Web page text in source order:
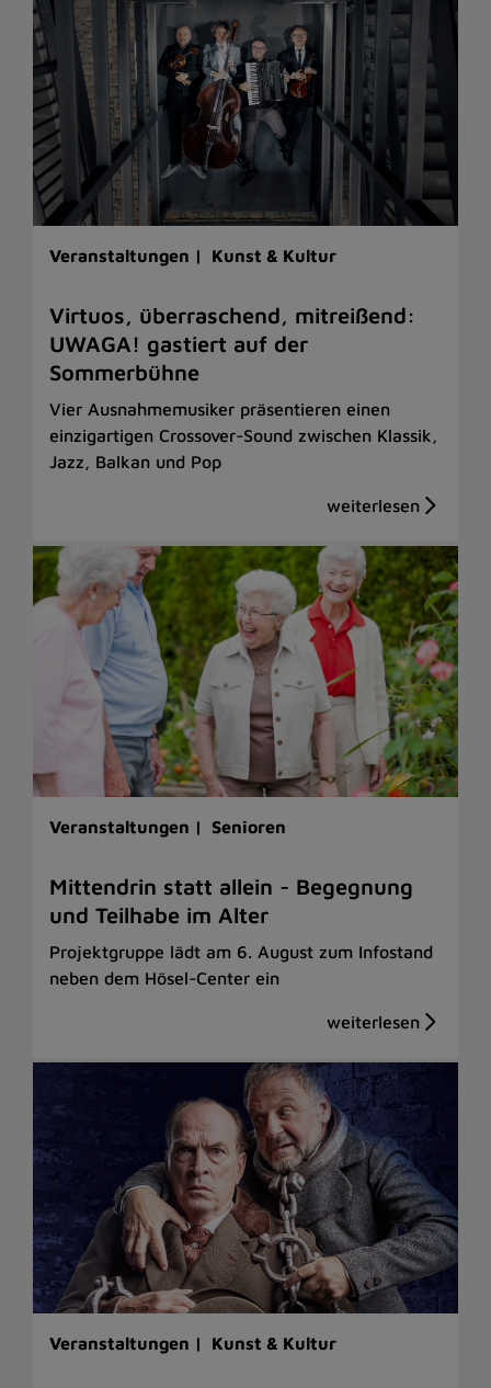
Veranstaltungen | Kunst & Kultur
Virtuos, überraschend, mitreißend:
UWAGA! gastiert auf der
Sommerbühne
Vier Ausnahmemusiker präsentieren einen
einzigartigen Crossover-Sound zwischen Klassik,
Jazz, Balkan und Pop
Veranstaltungen | Senioren
Mittendrin statt allein - Begegnung
und Teilhabe im Alter
Projektgruppe lädt am 6. August zum Infostand
neben dem Hösel-Center ein
Veranstaltungen | Kunst & Kultur